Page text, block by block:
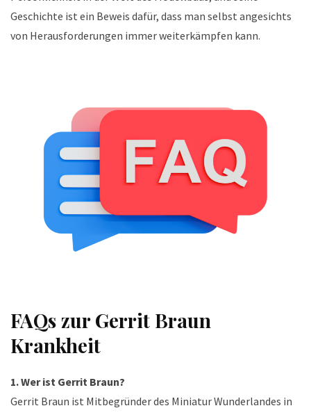
Geschichte ist ein Beweis dafür, dass man selbst angesichts
von Herausforderungen immer weiterkämpfen kann.
FAQs zur Gerrit Braun
Krankheit
1. Wer ist Gerrit Braun?
Gerrit Braun ist Mitbegründer des Miniatur Wunderlandes in